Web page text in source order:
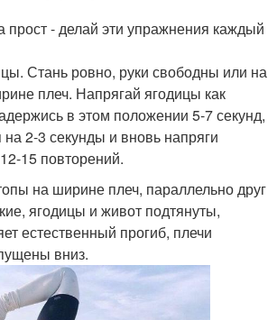
прост - делай эти упражнения каждый
Стань ровно, руки свободны или на
плеч. Напрягай ягодицы как
в этом положении 5-7 секунд,
на 2-3 секунды и вновь напряги
15 повторений.
на ширине плеч, параллельно друг
ягодицы и живот подтянуты,
естественный прогиб, плечи
вниз.